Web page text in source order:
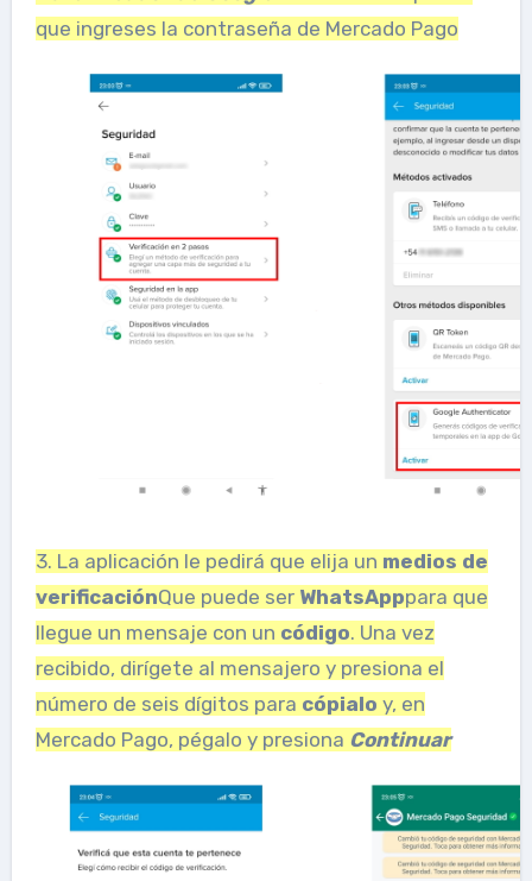
que ingreses la contraseña de Mercado Pago
3. La aplicación le pedirá que elija un medios de
verificaciónQue puede ser WhatsApppara que
llegue un mensaje con un código. Una vez
recibido, dirígete al mensajero y presiona el
número de seis dígitos para cópialo y, en
Mercado Pago, pégalo y presiona Continuar